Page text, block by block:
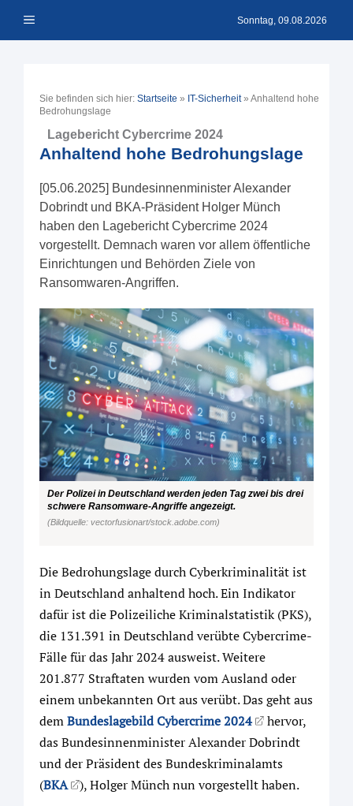
Inhalt Menü Sonntag, 09.08.2026
Sie befinden sich hier: Startseite » IT-Sicherheit» Anhaltend hohe
Bedrohungslage
Lagebericht Cybercrime 2024
Anhaltend hohe Bedrohungslage
[05.06.2025] Bundesinnenminister Alexander
Dobrindt und BKA-Präsident Holger Münch
haben den Lagebericht Cybercrime 2024
vorgestellt. Demnach waren vor allem öffentliche
Einrichtungen und Behörden Ziele von
Ransomwaren-Angriffen.
Der Polizei in Deutschland werden jeden Tag zwei bis drei
schwere Ransomware-Angriffe angezeigt.
(Bildquelle: vectorfusionart/stock.adobe.com)
Die Bedrohungslage durch Cyberkriminalität ist
in Deutschland anhaltend hoch. Ein Indikator
dafür ist die Polizeiliche Kriminalstatistik (PKS),
die 131.391 in Deutschland verübte Cybercrime-
Fälle für das Jahr 2024 ausweist. Weitere
201.877 Straftaten wurden vom Ausland oder
einem unbekannten Ort aus verübt. Das geht aus
demBundeslagebild Cybercrime 2024
hervor,
das Bundesinnenminister Alexander Dobrindt
und der Präsident des Bundeskriminalamts
(BKA ), Holger Münch nun vorgestellt haben.